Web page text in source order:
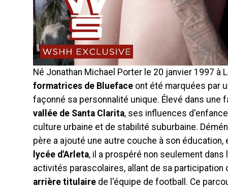
Né Jonathan Michael Porter le 20 janvier 1997 à
formatrices de Blueface ont été marquées par
façonné sa personnalité unique. Élevé dans une
vallée de Santa Clarita, ses influences
culture urbaine et de stabilité suburbaine.
père a ajouté une autre couche à son
lycée d'Arleta, il a prospéré non seulement
activités parascolaires, allant de sa participation
arrière titulaire de l'équipe de football. Ce